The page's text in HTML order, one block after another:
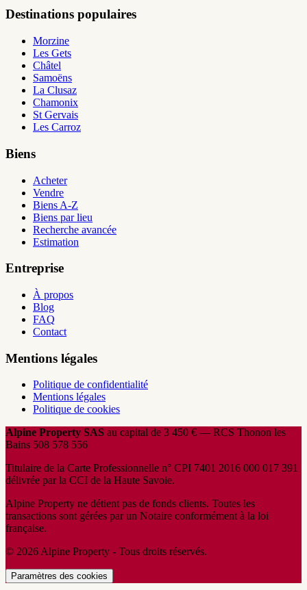
Destinations populaires
Morzine
Les Gets
Châtel
Samoëns
La Clusaz
Chamonix
St Gervais
Les Carroz
Biens
Acheter
Vendre
Biens A-Z
Biens par lieu
Recherche avancée
Estimation
Entreprise
À propos
Blog
FAQ
Contact
Mentions légales
Politique de confidentialité
Mentions légales
Politique de cookies
Alpine Property SAS au capital de 3 450 € — RCS Thonon les
Bains 508 578 556
Titulaire de la Carte Professionnelle n° CPI 7401 2016 000 017 391
délivrée par la CCI de la Haute Savoie.
Alpine Property ne détient pas de fonds clients. Toutes les
transactions sont gérées par un Notaire conformément à la loi
française.
© 2026 Alpine Property - Tous droits réservés.
Paramètres des cookies